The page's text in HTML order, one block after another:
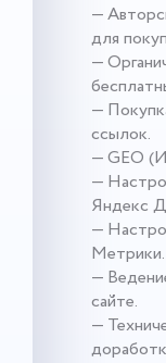
—
для
—
—
ссылок.
— GEO
—
Яндекс
—
Метрики.
—
сайте.
—